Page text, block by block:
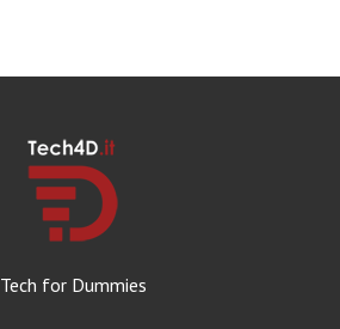
Tech for Dummies